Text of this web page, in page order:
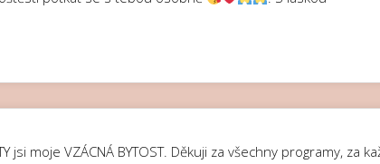
jsi moje VZÁCNÁ BYTOST. Děkuji za všechny programy, za